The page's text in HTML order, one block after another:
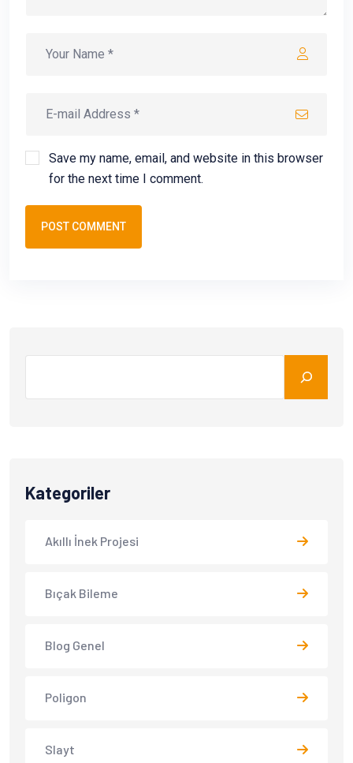
Save my name, email, and website in this browser
for the next time I comment.
POST COMMENT
Kategoriler
Akıllı İnek Projesi
Bıçak Bileme
Blog Genel
Poligon
Slayt